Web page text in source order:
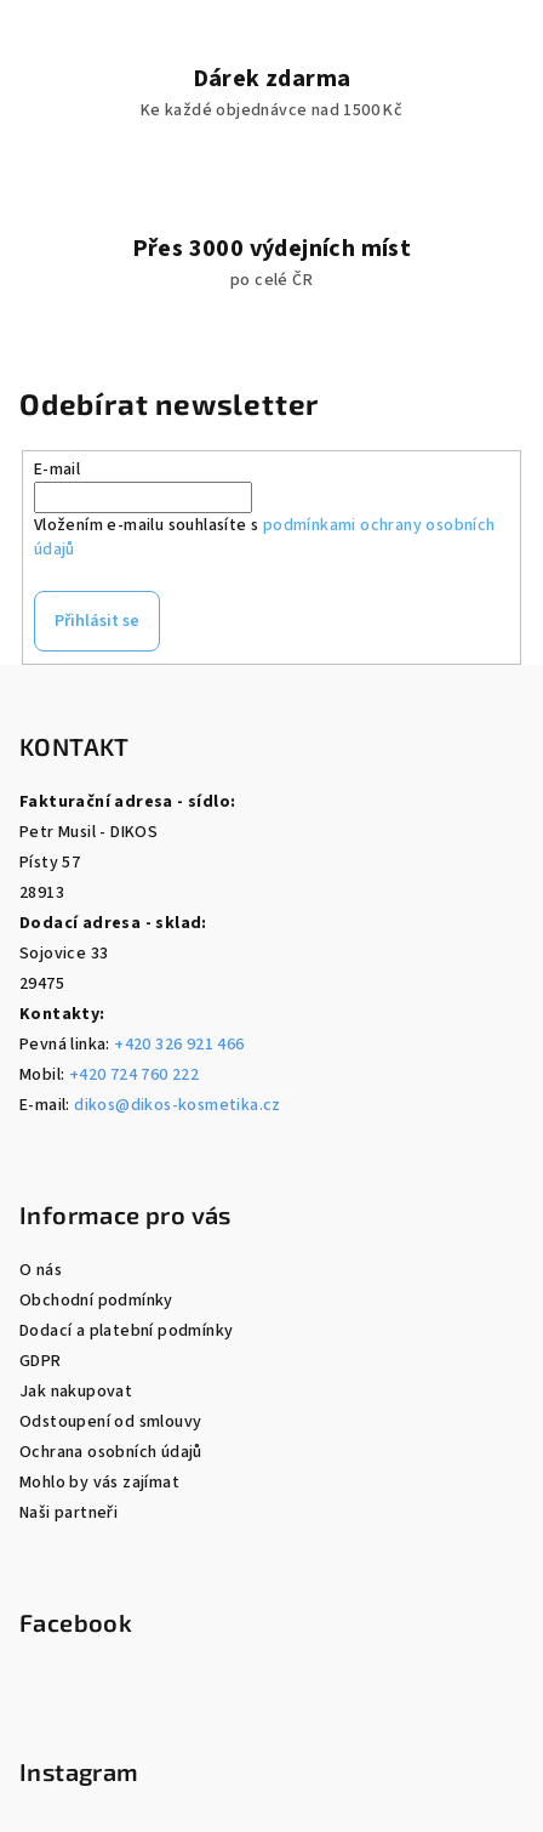
Dárek zdarma
Ke každé objednávce nad 1500 Kč
Přes 3000 výdejních míst
po celé ČR
Odebírat newsletter
E-mail
Vložením e-mailu souhlasíte s podmínkami ochrany osobních
údajů
Přihlásit se
KONTAKT
Fakturační adresa - sídlo:
Petr Musil - DIKOS
Písty 57
28913
Dodací adresa - sklad:
Sojovice 33
29475
Kontakty:
Pevná linka: +420 326 921 466
Mobil: +420 724 760 222
E-mail:dikos@dikos-kosmetika.cz
Informace pro vás
O nás
Obchodní podmínky
Dodací a platební podmínky
GDPR
Jak nakupovat
Odstoupení od smlouvy
Ochrana osobních údajů
Mohlo by vás zajímat
Naši partneři
Facebook
Instagram